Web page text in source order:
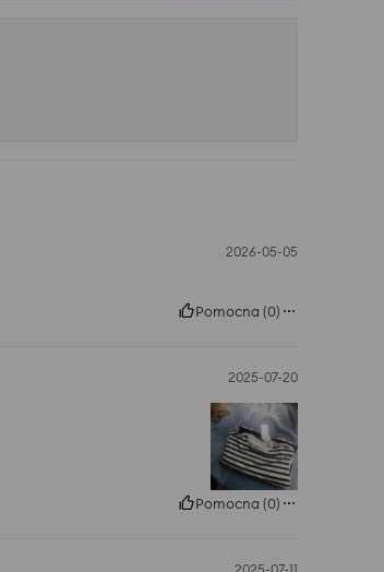
2026-05-05
Pomocna (0)
2025-07-20
Pomocna (0)